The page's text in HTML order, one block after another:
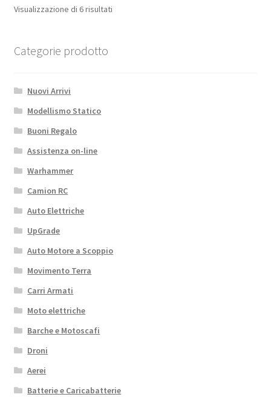
Visualizzazione di 6 risultati
Categorie prodotto
Nuovi Arrivi
Modellismo Statico
Buoni Regalo
Assistenza on-line
Warhammer
Camion RC
Auto Elettriche
UpGrade
Auto Motore a Scoppio
Movimento Terra
Carri Armati
Moto elettriche
Barche e Motoscafi
Droni
Aerei
Batterie e Caricabatterie